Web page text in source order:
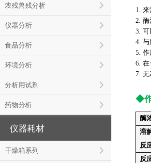
农残兽残分析
仪器分析
食品分析
环境分析
分析用试剂
药物分析
仪器耗材
干燥箱系列
1.
2.
3.
4.
5.
6.
7.
◆
酶
溶
反
反